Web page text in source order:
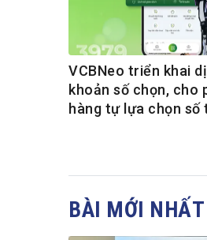
VCBNeo triển khai
khoản số chọn, cho
hàng tự lựa chọn số
BÀI MỚI NHẤT